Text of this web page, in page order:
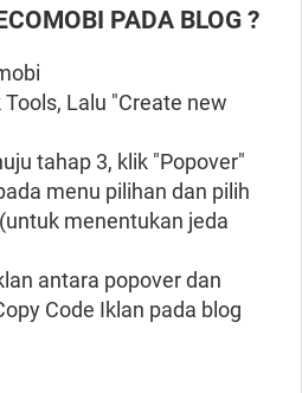
PADA BLOG ?
Lalu "Create new
tahap 3, klik "Popover"
menu pilihan dan pilih
menentukan jeda
antara popover dan
Code Iklan pada blog